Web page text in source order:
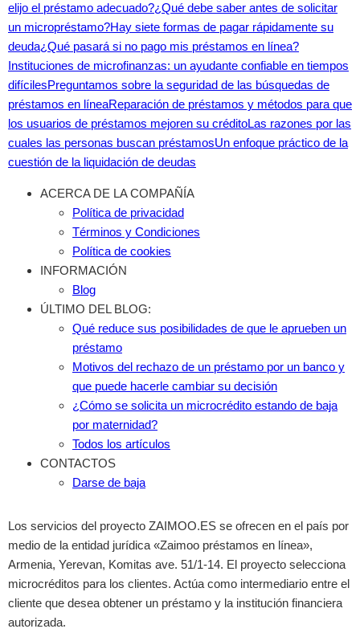
elijo el préstamo adecuado?¿Qué debe saber antes de solicitar
un micropréstamo?Hay siete formas de pagar rápidamente su
deuda¿Qué pasará si no pago mis préstamos en línea?
Instituciones de microfinanzas: un ayudante confiable en tiempos
difícilesPreguntamos sobre la seguridad de las búsquedas de
préstamos en líneaReparación de préstamos y métodos para que
los usuarios de préstamos mejoren su créditoLas razones por las
cuales las personas buscan préstamosUn enfoque práctico de la
cuestión de la liquidación de deudas
ACERCA DE LA COMPAÑÍA
Política de privacidad
Términos y Condiciones
Política de cookies
INFORMACIÓN
Blog
ÚLTIMO DEL BLOG:
Qué reduce sus posibilidades de que le aprueben un
préstamo
Motivos del rechazo de un préstamo por un banco y
que puede hacerle cambiar su decisión
¿Cómo se solicita un microcrédito estando de baja
por maternidad?
Todos los artículos
CONTACTOS
Darse de baja
Los servicios del proyecto ZAIMOO.ES se ofrecen en el país por
medio de la entidad jurídica «Zaimoo préstamos en línea»,
Armenia, Yerevan, Komitas ave. 51/1-14. El proyecto selecciona
microcréditos para los clientes. Actúa como intermediario entre el
cliente que desea obtener un préstamo y la institución financiera
autorizada.